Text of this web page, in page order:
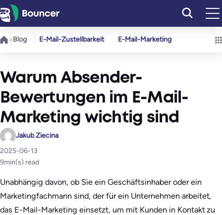
Zum
Inhalt
springen
Blog E-Mail-Zustellbarkeit E-Mail-Marketing
Warum Absender-
Bewertungen im E-Mail-
Marketing wichtig sind
Jakub Ziecina
2025-06-13
9min(s) read
Unabhängig davon, ob Sie ein Geschäftsinhaber oder ein
Marketingfachmann sind, der für ein Unternehmen arbeitet,
das E-Mail-Marketing einsetzt, um mit Kunden in Kontakt zu